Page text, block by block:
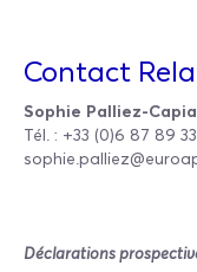
Contact
Sophie Palliez-
Tél. : +33 (0)6 87 89 33
Déclarations